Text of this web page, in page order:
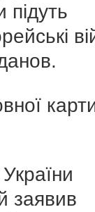
заявив